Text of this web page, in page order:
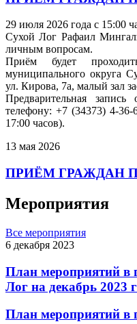
29 июля 2026 года с 15:00
Сухой Лог Рафаил
личным вопросам.
Приём будет
муниципального округа
ул. Кирова, 7а, малый зал
Предварительная
телефону: +7 (34373) 4-
17:00 часов).
13 мая 2026
ПРИЁМ ГРАЖДАН
Мероприятия
Все мероприятия
6 декабря 2023
План мероприятий в
Лог на декабрь 2023
План мероприятий в